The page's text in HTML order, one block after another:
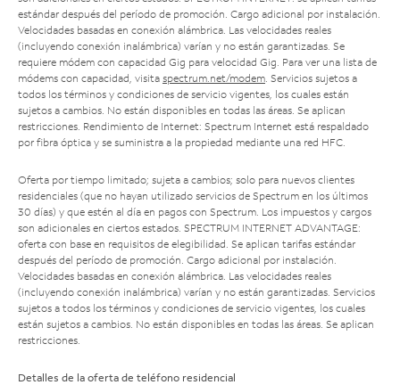
estándar después del período de promoción. Cargo adicional por instalación.
Velocidades basadas en conexión alámbrica. Las velocidades reales
(incluyendo conexión inalámbrica) varían y no están garantizadas. Se
requiere módem con capacidad Gig para velocidad Gig. Para ver una lista de
módems con capacidad, visita spectrum.net/modem . Servicios sujetos a
todos los términos y condiciones de servicio vigentes, los cuales están
sujetos a cambios. No están disponibles en todas las áreas. Se aplican
restricciones. Rendimiento de Internet: Spectrum Internet está respaldado
por fibra óptica y se suministra a la propiedad mediante una red HFC.
Oferta por tiempo limitado; sujeta a cambios; solo para nuevos clientes
residenciales (que no hayan utilizado servicios de Spectrum en los últimos
30 días) y que estén al día en pagos con Spectrum. Los impuestos y cargos
son adicionales en ciertos estados. SPECTRUM INTERNET ADVANTAGE:
oferta con base en requisitos de elegibilidad. Se aplican tarifas estándar
después del período de promoción. Cargo adicional por instalación.
Velocidades basadas en conexión alámbrica. Las velocidades reales
(incluyendo conexión inalámbrica) varían y no están garantizadas. Servicios
sujetos a todos los términos y condiciones de servicio vigentes, los cuales
están sujetos a cambios. No están disponibles en todas las áreas. Se aplican
restricciones.
Detalles de la oferta de teléfono residencial